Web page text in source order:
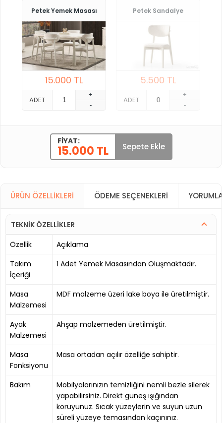
Petek Yemek Masası
15.000 TL
ADET
+
-
Petek Sandalye
5.500 TL
ADET
+
-
FIYAT:
15.000 TL Sepete Ekle
ÜRÜN ÖZELLIKLERI ÖDEME SEÇENEKLERI
TEKNİK ÖZELLİKLER
Özellik
Açıklama
Takım
İçeriği
1 Adet Yemek Masasından Oluşmaktadır.
Masa
Malzemesi
MDF malzeme üzeri lake boya ile üretilmiştir.
Ayak
Malzemesi
Ahşap malzemeden üretilmiştir.
Masa
Fonksiyonu
Masa ortadan açılır özelliğe sahiptir.
Bakım
Mobilyalarınızın temizliğini nemli bezle silerek
yapabilirsiniz. Direkt güneş ışığından
koruyunuz. Sıcak yüzeylerin ve suyun uzun
süreli yüzeye temasından kaçınınız.